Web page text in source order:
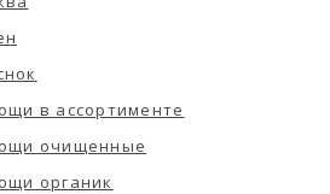
в ассортименте
очищенные
органик